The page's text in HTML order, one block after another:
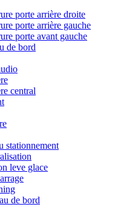
porte arrière droite
porte arrière gauche
porte avant gauche
de bord
central
stationnement
leve glace
de bord